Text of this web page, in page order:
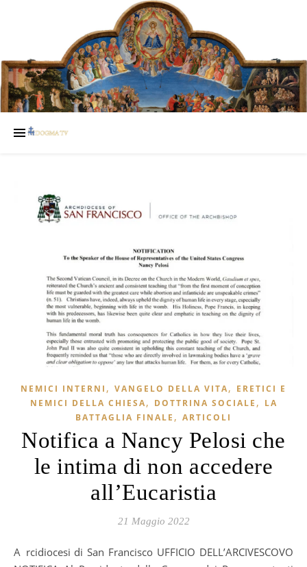
NEMICI INTERNI , VANGELO DELLA VITA, ERETICI E
NEMICI DELLA CHIESA, DOTTRINA SOCIALE , LA
BATTAGLIA FINALE , ARTICOLI
Notifica a Nancy Pelosi che
le intima di non accedere
all’Eucaristia
21 Maggio 2022
Arcidiocesi di San Francisco UFFICIO DELL’ARCIVESCOVO